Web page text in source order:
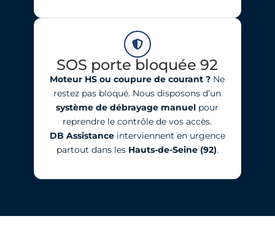
SOS porte bloquée 92
Moteur HS ou coupure de courant ? Ne
restez pas bloqué. Nous disposons d’un
système de débrayage manuel pour
reprendre le contrôle de vos accès.
DB Assistanceinterviennent en urgence
partout dans les Hauts-de-Seine (92).